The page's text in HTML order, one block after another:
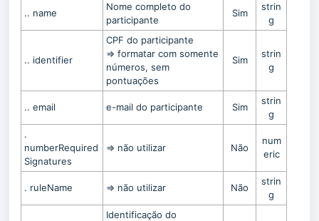
.. name
Nome completo do
participante
Sim
strin
g
.. identifier
CPF do participante
=> formatar com somente
números, sem
pontuações
Sim
strin
g
.. email e-mail do participante Sim
strin
g
.
numberRequired
Signatures
=> não utilizar Não
num
eric
. ruleName => não utilizar Não
strin
g
Identificação do